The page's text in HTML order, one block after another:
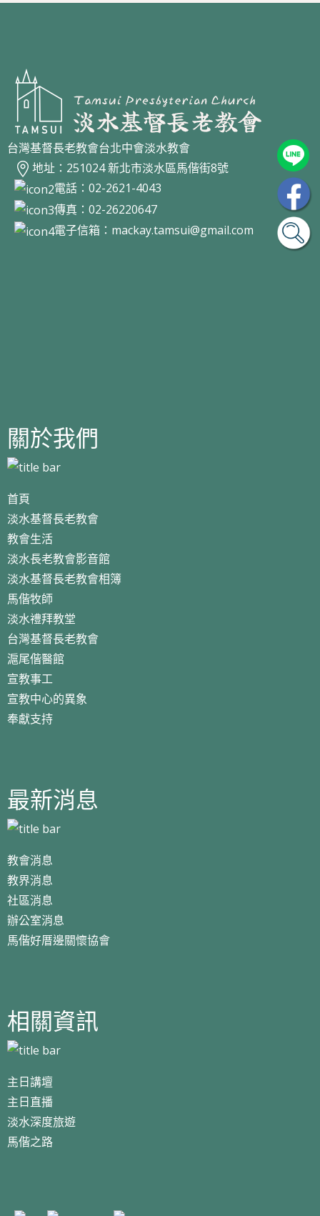
台灣基督長老教會台北中會淡水教會
地址：251024 新北市淡水區馬偕街8號
電話：02-2621-4043
傳真：02-26220647
電子信箱： mackay.tamsui@gmail.com
關於我們
首頁
淡水基督長老教會
教會生活
淡水長老教會影音館
淡水基督長老教會相簿
馬偕牧師
淡水禮拜教堂
台灣基督長老教會
滬尾偕醫館
宣教事工
宣教中心的異象
奉獻支持
最新消息
教會消息
教界消息
社區消息
辦公室消息
馬偕好厝邊關懷協會
相關資訊
主日講壇
主日直播
淡水深度旅遊
馬偕之路